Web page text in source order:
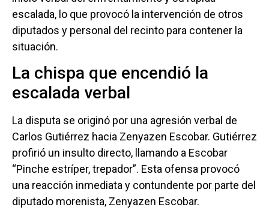
escalada, lo que provocó la intervención de otros
diputados y personal del recinto para contener la
situación.
La chispa que encendió la
escalada verbal
La disputa se originó por una agresión verbal de
Carlos Gutiérrez hacia Zenyazen Escobar. Gutiérrez
profirió un insulto directo, llamando a Escobar
“Pinche estríper, trepador”. Esta ofensa provocó
una reacción inmediata y contundente por parte del
diputado morenista, Zenyazen Escobar.